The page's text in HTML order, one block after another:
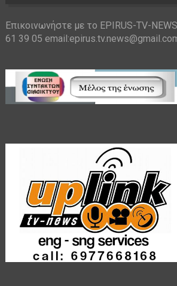
Επικοινωνήστε με το EPIRUS-TV-
61 39 05